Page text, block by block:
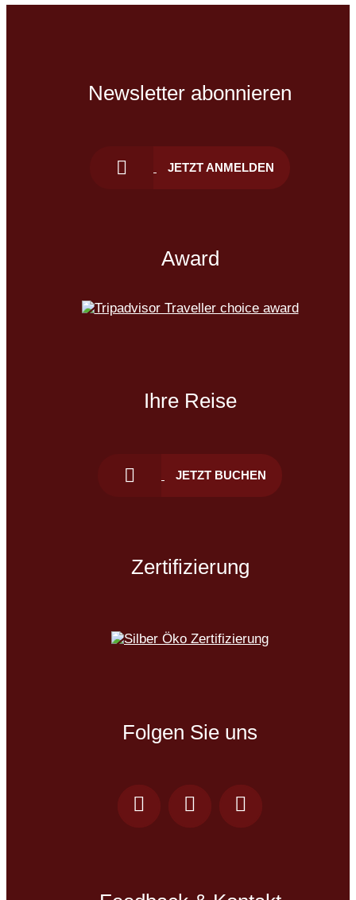
Newsletter abonnieren
JETZT ANMELDEN
Award
Ihre Reise
JETZT BUCHEN
Zertifizierung
Folgen Sie uns